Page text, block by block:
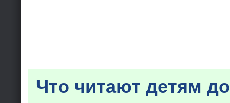
Что читают детям